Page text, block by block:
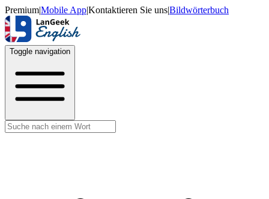
Premium|Mobile App|Kontaktieren Sie uns|Bildwörterbuch
Toggle navigation